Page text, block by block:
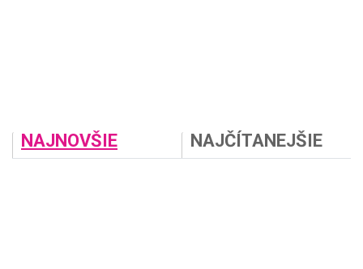
NAJNOVŠIE NAJČÍTANEJŠIE